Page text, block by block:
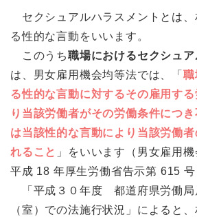
セクシュアルハラスメントとは
る性的な言動をいいます。
このうち職場におけるセクシュ
は、男女雇用機会均等法では、「 職
る性的な言動に対するその雇用す
り当該労働者がその労働条件につ
は当該性的な言動により当該労働
れること 」をいいます（男女雇用機
平成 18 年厚生労働省告示第 615 号
「平成３０年度 都道府県労働局
（室）での法施行状況」によると